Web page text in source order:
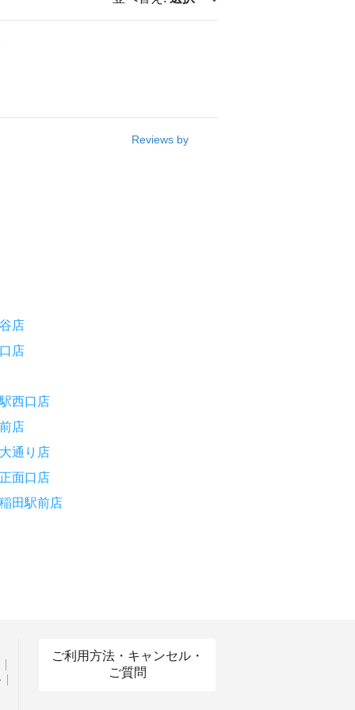
Reviews by
店
店
西口店
店
通り店
面口店
田駅前店